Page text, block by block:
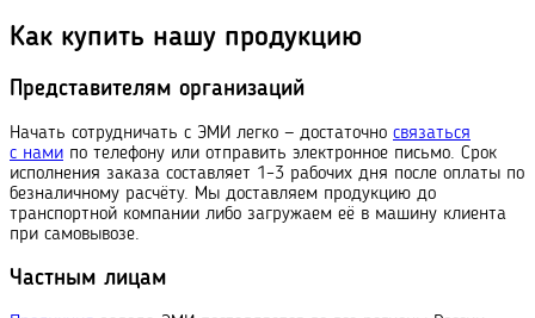
Как купить нашу продукцию
Представителям организаций
Начать сотрудничать с ЭМИ легко — достаточно связаться
с нами по телефону или отправить электронное письмо. Срок
исполнения заказа составляет 1–3 рабочих дня после оплаты по
безналичному расчёту. Мы доставляем продукцию до
транспортной компании либо загружаем её в машину клиента
при самовывозе.
Частным лицам